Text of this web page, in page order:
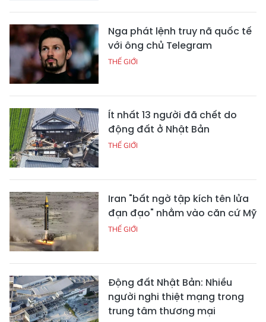
Nga phát lệnh truy nã quốc tế
với ông chủ Telegram
THẾ GIỚI
Ít nhất 13 người đã chết do
động đất ở Nhật Bản
THẾ GIỚI
Iran "bất ngờ tập kích tên lửa
đạn đạo" nhằm vào căn cứ Mỹ
THẾ GIỚI
Động đất Nhật Bản: Nhiều
người nghi thiệt mạng trong
trung tâm thương mại